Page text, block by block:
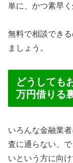
単に、かつ素早
無料で相談でき
ましょう。
どうしても
万円借りる
いろんな金融業
査に通らない、
いという方に向